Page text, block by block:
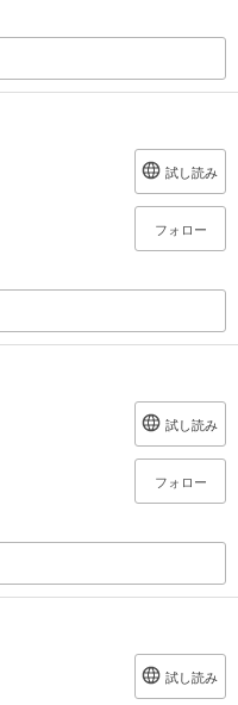
試し読み
フォロー
試し読み
フォロー
試し読み